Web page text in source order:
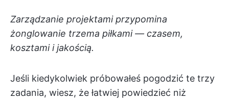
Zarządzanie projektami przypomina
żonglowanie trzema piłkami — czasem,
kosztami i jakością.
Jeśli kiedykolwiek próbowałeś pogodzić te trzy
zadania, wiesz, że łatwiej powiedzieć niż